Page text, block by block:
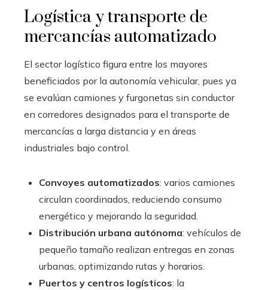
Logística y transporte de
mercancías automatizado
El sector logístico figura entre los mayores
beneficiados por la autonomía vehicular, pues ya
se evalúan camiones y furgonetas sin conductor
en corredores designados para el transporte de
mercancías a larga distancia y en áreas
industriales bajo control.
Convoyes automatizados: varios camiones
circulan coordinados, reduciendo consumo
energético y mejorando la seguridad.
Distribución urbana autónoma: vehículos de
pequeño tamaño realizan entregas en zonas
urbanas, optimizando rutas y horarios.
Puertos y centros logísticos: la